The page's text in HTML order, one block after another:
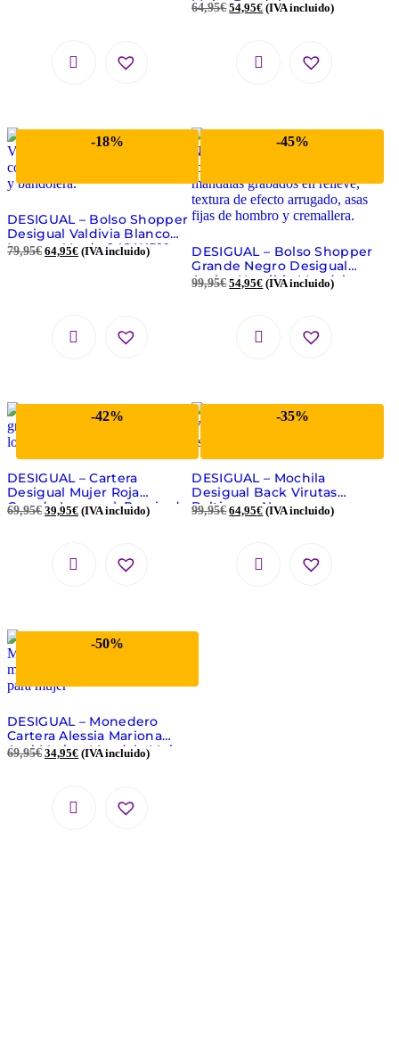
Mujer Bandolera
64,95€ 54,95€ (IVA incluido)
-18%
DESIGUAL – Bolso Shopper
Desigual Valdivia Blanco
Lunares Verde 24SAXP10
79,95€ 64,95€ (IVA incluido)
-45%
DESIGUAL – Bolso Shopper
Grande Negro Desigual
Azalea Namibia Mandalas
(21WAXP97)
99,95€ 54,95€ (IVA incluido)
-42%
DESIGUAL – Cartera
Desigual Mujer Roja
Grande Lazarus | ¡Precio de
Outlet!
69,95€ 39,95€ (IVA incluido)
-35%
DESIGUAL – Mochila
Desigual Back Virutas
Baltimore Negra y
Multicolor 21WAKA05
99,95€ 64,95€ (IVA incluido)
-50%
DESIGUAL – Monedero
Cartera Alessia Mariona
Azul Marino Mandala Mujer
69,95€ 34,95€ (IVA incluido)